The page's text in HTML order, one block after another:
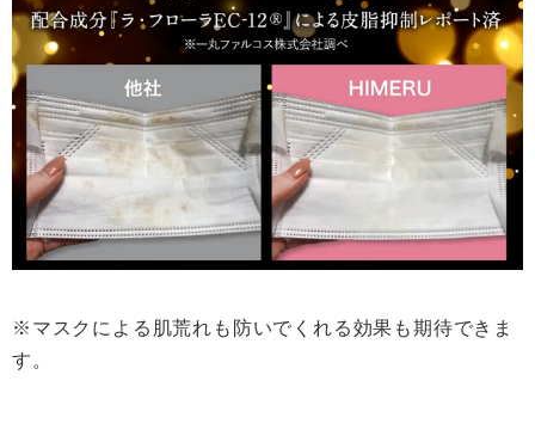
※マスクによる肌荒れも防いでくれる効果も期待できま
す。